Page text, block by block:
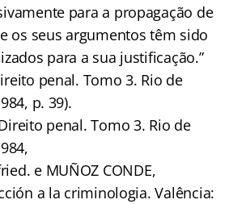
para a propagação de
os seus argumentos têm sido
para a sua justificação.”
penal. Tomo 3. Rio de
p. 39).
penal. Tomo 3. Rio de
e MUÑOZ CONDE,
a la criminologia. Valência: